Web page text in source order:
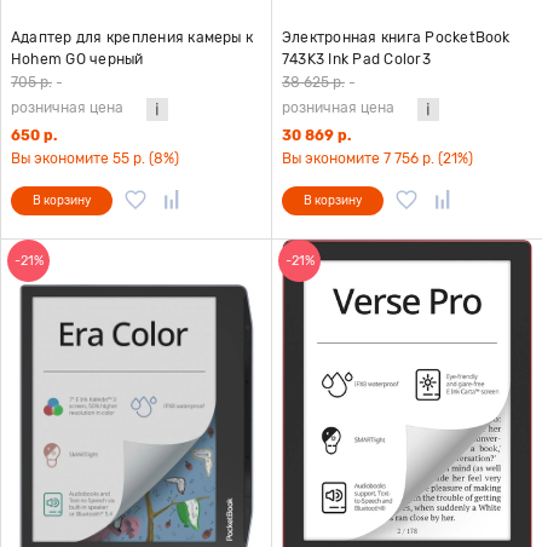
Адаптер для крепления камеры к
Hohem GO черный
705 р. -
розничная цена
650 р.
Вы экономите 55 р. (8%)
В корзину
Электронная книга PocketBook
743K3 Ink Pad Color3
38 625 р. -
розничная цена
30 869 р.
Вы экономите 7 756 р. (21%)
В корзину
-21% -21%